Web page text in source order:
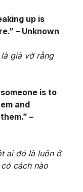
up is
– Unknown
giả vờ rằng
is to
and
–
ai đó là luôn ở
cách nào